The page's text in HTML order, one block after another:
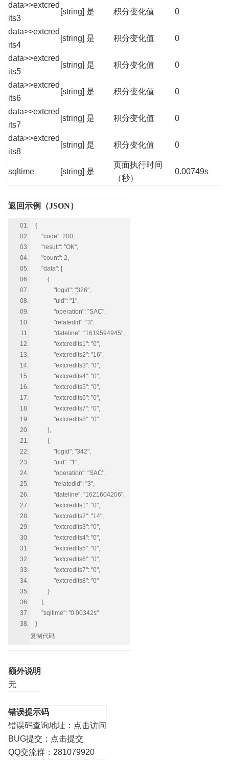
data>>extcred
its3
[string] 是 积分变化值 0
data>>extcred
its4
[string] 是 积分变化值 0
data>>extcred
its5
[string] 是 积分变化值 0
data>>extcred
its6
[string] 是 积分变化值 0
data>>extcred
its7
[string] 是 积分变化值 0
data>>extcred
its8
[string] 是 积分变化值 0
sqltime [string] 是
页面执行时间
（秒）
0.00749s
返回示例（JSON）
{
"code": 200,
"result": "OK",
"count": 2,
"data": [
{
"logid": "326",
"uid": "1",
"operation": "SAC",
"relatedid": "3",
"dateline": "1619594945",
"extcredits1": "0",
"extcredits2": "16",
"extcredits3": "0",
"extcredits4": "0",
"extcredits5": "0",
"extcredits6": "0",
"extcredits7": "0",
"extcredits8": "0"
},
{
"logid": "342",
"uid": "1",
"operation": "SAC",
"relatedid": "3",
"dateline": "1621604206",
"extcredits1": "0",
"extcredits2": "14",
"extcredits3": "0",
"extcredits4": "0",
"extcredits5": "0",
"extcredits6": "0",
"extcredits7": "0",
"extcredits8": "0"
}
],
"sqltime": "0.00342s"
}
复制代码
额外说明
无
错误提示码
错误码查询地址： 点击访问
BUG提交： 点击提交
QQ交流群：281079920